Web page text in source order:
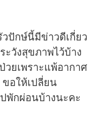
ปักษ์นี้มีข่าวดีเกี่ยว
ะวังสุขภาพไว้บ้าง
วยเพราะแพ้อากาศ
อให้เปลี่ยน
พักผ่อนบ้างนะคะ